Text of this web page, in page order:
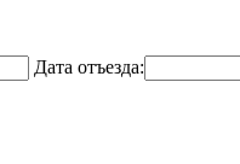
Дата отъезда: